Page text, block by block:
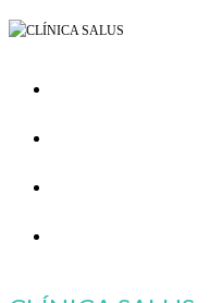
Ir
contenido